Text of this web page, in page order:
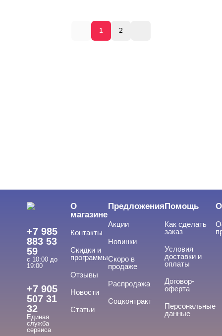
1 2
+7 985
883 53
59
с 10:00 до
19:00
+7 905
507 31
32
Единая
служба
сервиса
О
магазине
Контакты
Скидки и
программы
Отзывы
Новости
Статьи
Предложения
Акции
Новинки
Скоро в
продаже
Распродажа
Соцконтракт
Помощь
Как сделать
заказ
Условия
доставки и
оплаты
Договор-
оферта
Персональные
данные